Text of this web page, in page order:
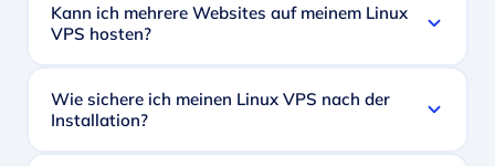
Kann ich mehrere Websites auf meinem Linux
VPS hosten?
Wie sichere ich meinen Linux VPS nach der
Installation?